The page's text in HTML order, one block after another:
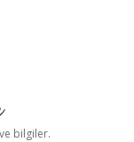
bilgiler.